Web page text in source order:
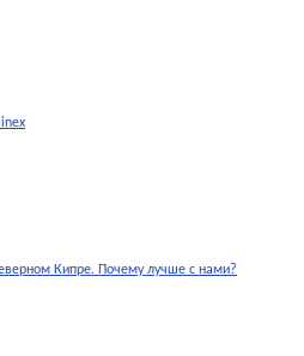
Кипре. Почему лучше с нами?